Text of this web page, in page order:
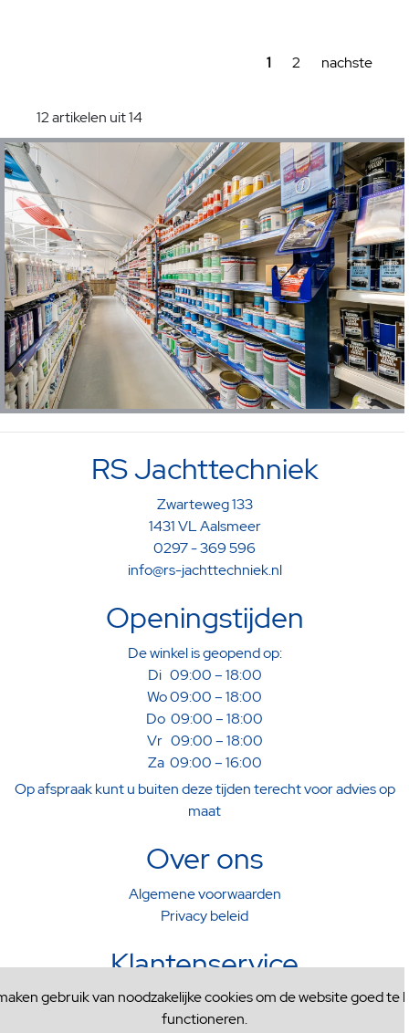
gebruik van noodzakelijke cookies om de website goed te
functioneren.
1 2 nachste
12 artikelen uit 14
RS Jachttechniek
Zwarteweg 133
1431 VL Aalsmeer
0297 - 369 596
info@rs-jachttechniek.nl
Openingstijden
De winkel is geopend op:
Di 09:00 – 18:00
Wo 09:00 – 18:00
Do 09:00 – 18:00
Vr 09:00 – 18:00
Za 09:00 – 16:00
Op afspraak kunt u buiten deze tijden terecht voor advies op
maat
Over ons
Algemene voorwaarden
Privacy beleid
Klantenservice
Verzenden & Afhalen
Ruilen & Retourneren